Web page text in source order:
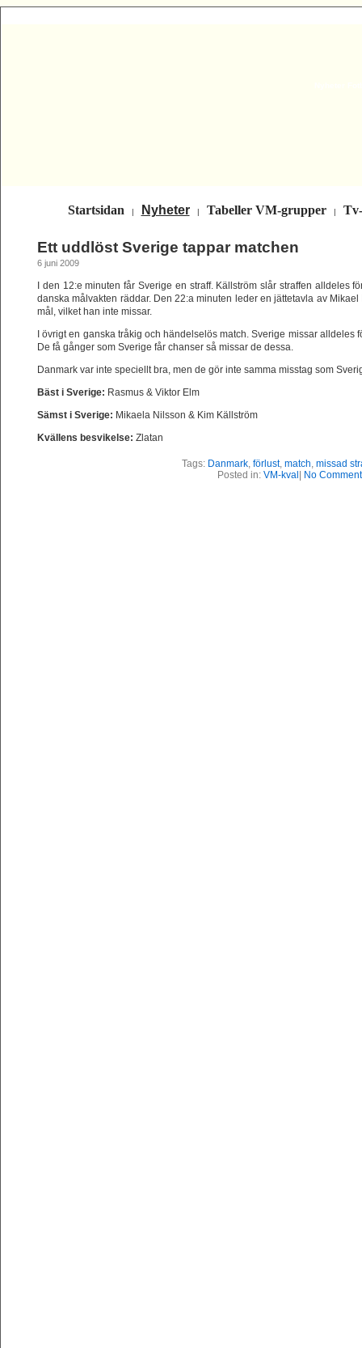
Startsidan | Nyheter| Tabeller VM-grupper|
Ett uddlöst Sverige tappar matchen
6 juni 2009
I den 12:e minuten får Sverige en straff. Källström slår straffen alldeles
danska målvakten räddar. Den 22:a minuten leder en jättetavla av
mål, vilket han inte missar.
I övrigt en ganska tråkig och händelselös match. Sverige missar alldeles
De få gånger som Sverige får chanser så missar de dessa.
Danmark var inte speciellt bra, men de gör inte samma misstag som
Bäst i Sverige: Rasmus & Viktor Elm
Sämst i Sverige: Mikaela Nilsson & Kim Källström
Kvällens besvikelse: Zlatan
Tags: Danmark, förlust, match, missad
Posted in: VM-kval No